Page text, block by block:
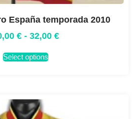
España temporada 2010
€ - 32,00 €
Select options